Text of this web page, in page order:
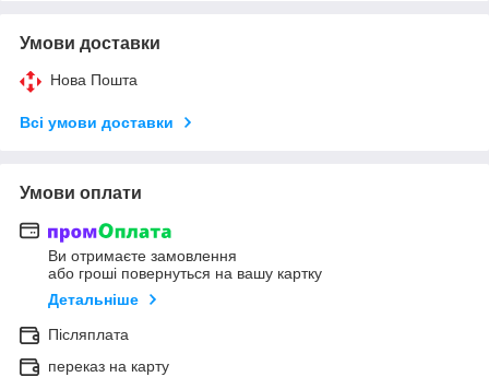
Умови доставки
Нова Пошта
Всі умови доставки
Умови оплати
Ви отримаєте замовлення
або гроші повернуться на вашу картку
Детальніше
Післяплата
переказ на карту